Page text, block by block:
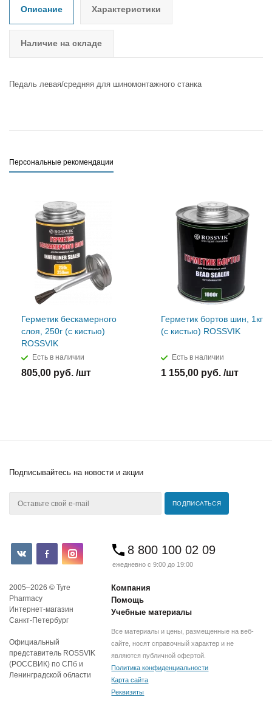
Описание Характеристики
Наличие на складе
Педаль левая/средняя для шиномонтажного станка
Персональные рекомендации
Герметик бескамерного
слоя, 250г (с кистью)
ROSSVIK
Есть в наличии
805,00 руб. /шт
Герметик бортов шин, 1кг
(с кистью) ROSSVIK
Есть в наличии
1 155,00 руб. /шт
Подписывайтесь на новости и акции
8 800 100 02 09
ежедневно с 9:00 до 19:00
2005–2026 © Tyre
Pharmacy
Интернет-магазин
Санкт-Петербург
Официальный
представитель ROSSVIK
(РОССВИК) по СПб и
Ленинградской области
Компания
Помощь
Учебные материалы
Все материалы и цены, размещенные на веб-
сайте, носят справочный характер и не
являются публичной офертой.
Политика конфиденциальности
Карта сайта
Реквизиты